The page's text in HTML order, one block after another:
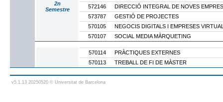
2n
Semestre
572146
DIRECCIÓ INTEGRAL DE NOVES
573787
GESTIÓ DE PROJECTES
570105
NEGOCIS DIGITALS I EMPRESES
570107
SOCIAL MEDIA MÀRQUETING
570114
PRÀCTIQUES EXTERNES
570113
TREBALL DE FI DE MÀSTER
v5.1.13 20250520 © Universitat de Barcelona